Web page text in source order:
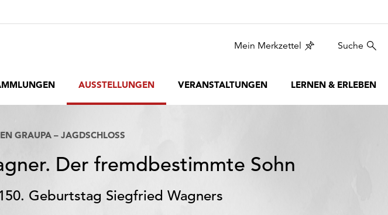
Mein Merkzettel Suche
AUSSTELLUNGEN VERANSTALTUNGEN LERNEN & ERLEBEN
GRAUPA – JAGDSCHLOSS
Der fremdbestimmte Sohn
Geburtstag Siegfried Wagners